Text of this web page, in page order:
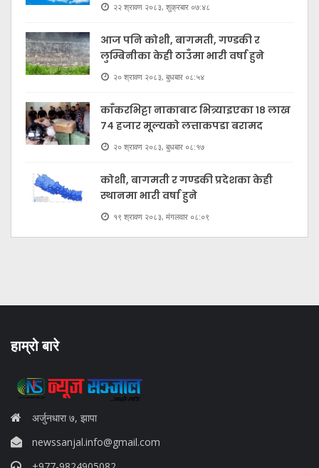
२२ श्रावण २०८३, शुक्रबार ०७:४८
आज पनि कोशी, बागमती, गण्डकी र
लुम्बिनीका केही ठाउँमा भारी वर्षा हुने
२० श्रावण २०८३, बुधबार ०८:५४
काँकरभिट्टा नाकाबाट भित्र्याइएका १८ लाख
७४ हजार मूल्यकाे लत्ताकपडा बरामद
२० श्रावण २०८३, बुधबार ०८:१७
कोशी, बागमती र गण्डकी प्रदेशका केही
स्थानमा भारी वर्षा हुने
१९ श्रावण २०८३, मंगलवार ०८:०९
हाम्रो बारे
अर्जुनधारा ७, झापा
newssanjal.info@gmail.com